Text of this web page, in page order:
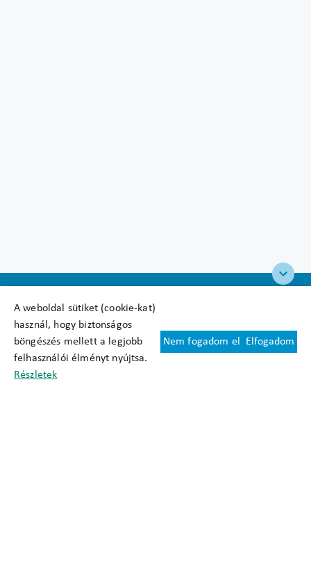
A weboldal sütiket (cookie-kat)
használ, hogy biztonságos
böngészés mellett a legjobb
felhasználói élményt nyújtsa.
Részletek
Nem fogadom el Elfogadom
Felhasználási feltételek